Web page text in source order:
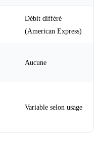
Débit différé
(American Express)
Aucune
Variable selon usage